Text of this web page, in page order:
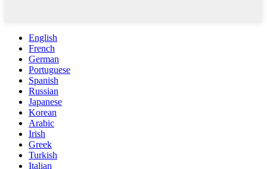
English
French
German
Portuguese
Spanish
Russian
Japanese
Korean
Arabic
Irish
Greek
Turkish
Italian